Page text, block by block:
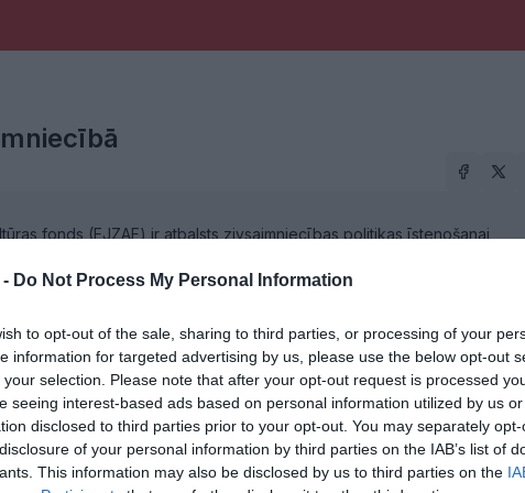
- Do Not Process My Personal Information
to opt-out of the sale, sharing to third parties, or processing of your
information for targeted advertising by us, please use the below opt-out
your selection. Please note that after your opt-out request is processed
seeing interest-based ads based on personal information utilized by us
disclosed to third parties prior to your opt-out. You may separately
of your personal information by third parties on the IAB’s list of
This information may also be disclosed by us to third parties on the
fonds (EJZAF) ir atbalsts zivsaimniecības politikas īstenošanai
produkcijas ražošanā, kā arī integrētai jūrlietu politikai. Atbalsta
konkurētspēju veselīgas un drošas pārtikas iegūšanai un nodrošināt
Programmā zivsaimniecības attīstībai, ar kuru īsteno EJZAF
Latvijas līdzfinansējums) finansējums ir 192,7 miljoni eiro.